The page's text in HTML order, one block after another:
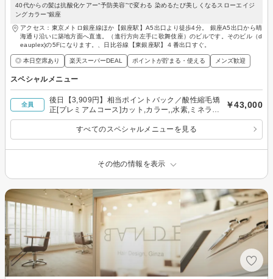
40代からの髪は抗酸化ケアー“予防美容”で変わる 染めるたび美しくなるスローエイジ
ングカラー“銀座
アクセス：東京メトロ銀座線ほか【銀座駅】A5出口より徒歩4分。 銀座A5出口から晴
海通り沿いに築地方面へ直進。（進行方向左手に歌舞伎座）のビルです。そのビル（d
eauplex)の5Fになります。、日比谷線【東銀座駅】４番出口すぐ。
◎ 本日空席あり 楽天スーパーDEAL ポイントが貯まる・使える メンズ歓迎
スペシャルメニュー
全員
後日【3,909円】相当ポイントバック／酸性縮毛矯
正[プレミアムコース]カット,カラー,,水素,ミネラ
ル,４stepTR
￥43,000
すべてのスペシャルメニューを見る
その他の情報を表示